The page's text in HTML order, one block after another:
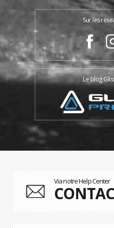
Sur les
Le blog
Via notre Help Center